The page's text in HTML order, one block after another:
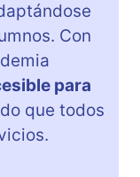
Con
para
que todos